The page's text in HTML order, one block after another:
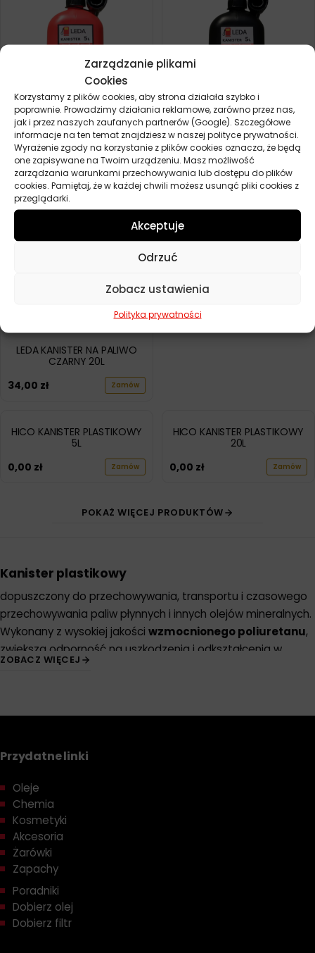
Zarządzanie plikami
Cookies
Korzystamy z plików cookies, aby strona działała szybko i
poprawnie. Prowadzimy działania reklamowe, zarówno przez nas,
jak i przez naszych zaufanych partnerów (Google). Szczegółowe
informacje na ten temat znajdziesz w naszej polityce prywatności.
Wyrażenie zgody na korzystanie z plików cookies oznacza, że będą
one zapisywane na Twoim urządzeniu. Masz możliwość
zarządzania warunkami przechowywania lub dostępu do plików
cookies. Pamiętaj, że w każdej chwili możesz usunąć pliki cookies z
przeglądarki.
Akceptuje
Odrzuć
Zobacz ustawienia
Polityka prywatności
LEDA KANISTER NA PALIWO
CZERWONY 5L
13,00zł Zamów
LEDA KANISTER NA PALIWO
CZARNY 5L
13,00zł
LEDA KANISTER NA PALIWO
CZARNY 20L
34,00 zł Zamów
HICO KANISTER PLASTIKOWY
HICO KANISTER PLASTIKOWY
5L
0,00 zł Zamów
HICO KANISTER PLASTIKOWY
20L
0,00 zł Zamów
POKAŻ WIĘCEJ PRODUKTÓW
Kanister plastikowy
dopuszczony do przechowywania, transportu i czasowego
przechowywania paliw płynnych i innych olejów mineralnych.
Wykonany z wysokiej jakości wzmocnionego poliuretanu,
zwiększa odporność na uszkodzenia i odkształcenia w
wyniku działania wysokich temperatur oraz uszkodzeń
ZOBACZ WIĘCEJ
Przydatne linki
Oleje
Chemia
Kosmetyki
Akcesoria
Żarówki
Zapachy
Poradniki
Dobierz olej
Dobierz filtr